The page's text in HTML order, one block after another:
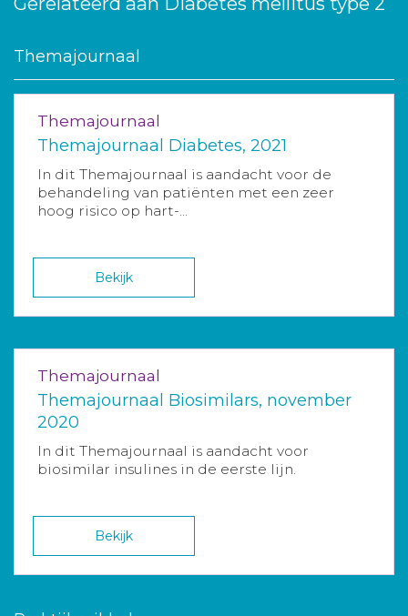
Themajournaal
Themajournaal
Themajournaal Diabetes, 2021
In dit Themajournaal is aandacht voor de
behandeling van patiënten met een zeer
hoog risico op hart-...
Bekijk
Themajournaal
Themajournaal Biosimilars, november
2020
In dit Themajournaal is aandacht voor
biosimilar insulines in de eerste lijn.
Bekijk